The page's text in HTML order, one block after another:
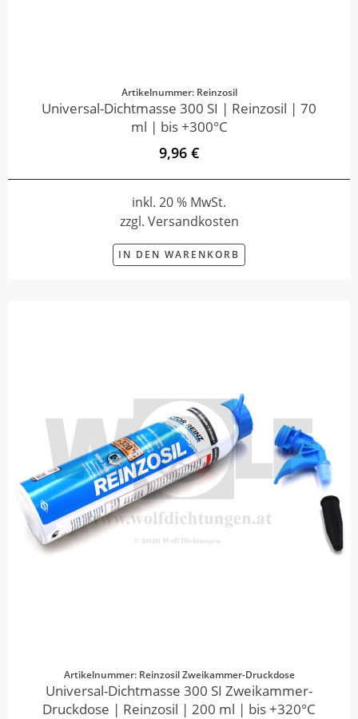
Artikelnummer: Reinzosil
Universal-Dichtmasse 300 SI | Reinzosil | 70
ml | bis +300°C
9,96 €
inkl. 20 % MwSt.
zzgl. Versandkosten
IN DEN WARENKORB
Artikelnummer: Reinzosil Zweikammer-Druckdose
Universal-Dichtmasse 300 SI Zweikammer-
Druckdose | Reinzosil | 200 ml | bis +320°C